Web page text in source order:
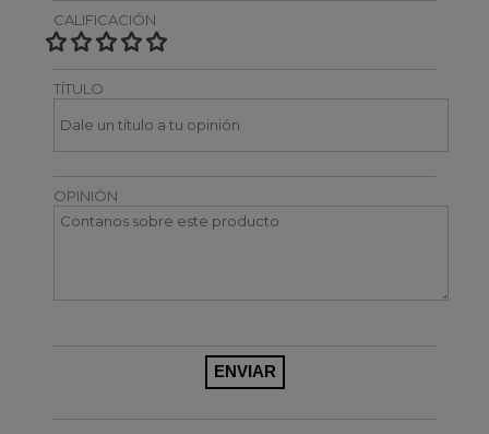
CALIFICACIÓN
TÍTULO
OPINIÓN